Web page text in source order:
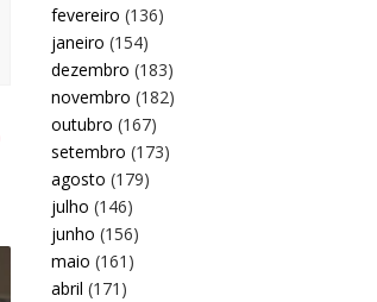
fevereiro (136)
janeiro (154)
dezembro (183)
novembro (182)
outubro (167)
setembro (173)
agosto (179)
julho (146)
junho (156)
maio (161)
abril (171)